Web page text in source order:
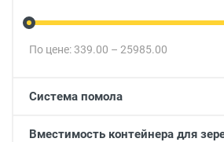
По цене: 339.00 – 25985.00
Система помола
Вместимость контейнера для